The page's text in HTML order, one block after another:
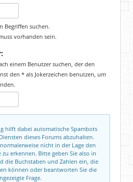
Begriffen suchen.
vorhanden sein.
einem Benutzer suchen, der den
den * als Jokerzeichen benutzen, um
hilft dabei automatische Spambots
dieses Forums abzuhalten.
nicht in der Lage den
erkennen. Bitte geben Sie also in
die Buchstaben und Zahlen ein, die
können oder beantworten Sie die
Frage.